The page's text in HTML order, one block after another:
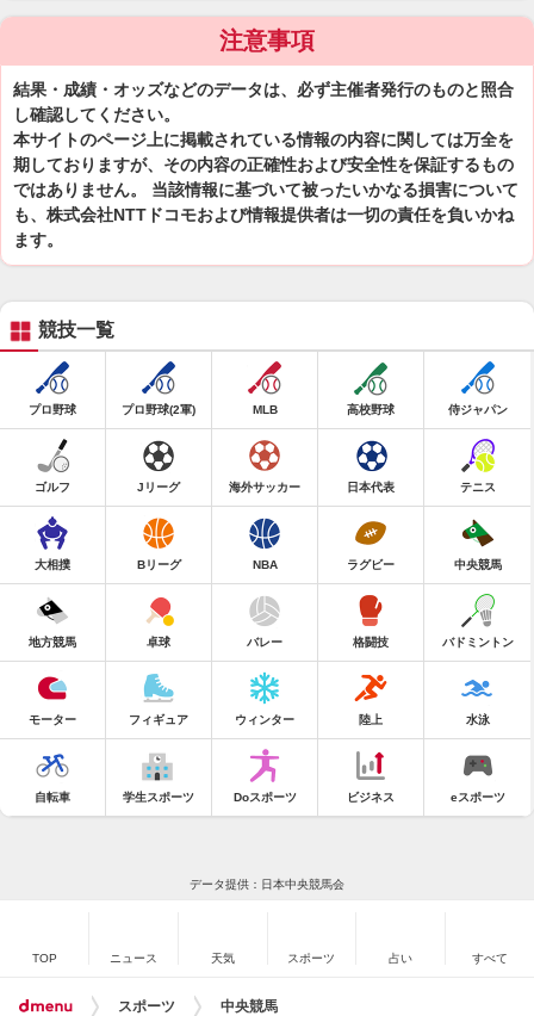
注意事項
結果・成績・オッズなどのデータは、必ず主催者発行のものと照合
し確認してください。
本サイトのページ上に掲載されている情報の内容に関しては万全を
期しておりますが、その内容の正確性および安全性を保証するもの
ではありません。 当該情報に基づいて被ったいかなる損害について
も、株式会社NTTドコモおよび情報提供者は一切の責任を負いかね
ます。
競技一覧
プロ野球 プロ野球(2軍) MLB 高校野球 侍ジャパン
ゴルフ Jリーグ 海外サッカー 日本代表 テニス
大相撲 Bリーグ NBA ラグビー 中央競馬
地方競馬 卓球 バレー 格闘技 バドミントン
モーター フィギュア ウィンター 陸上 水泳
自転車 学生スポーツ Doスポーツ ビジネス eスポーツ
データ提供：日本中央競馬会
TOP ニュース 天気 スポーツ 占い すべて
スポーツ 中央競馬